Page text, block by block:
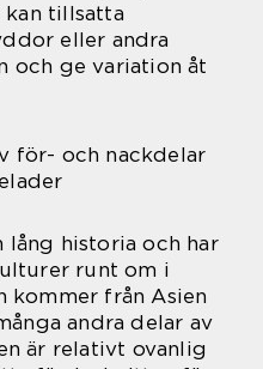
kan tillsatta
eller andra
och ge variation åt
för- och nackdelar
lång historia och har
runt om i
kommer från Asien
andra delar av
är relativt ovanlig